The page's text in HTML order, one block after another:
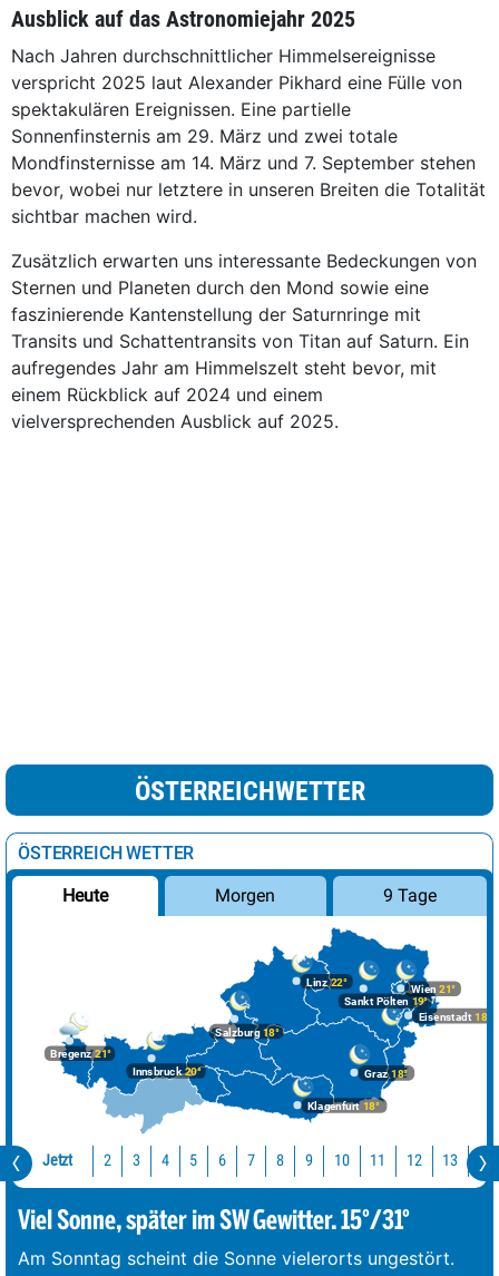
Ausblick auf das Astronomiejahr 2025
Nach Jahren durchschnittlicher Himmelsereignisse
verspricht 2025 laut Alexander Pikhard eine Fülle von
spektakulären Ereignissen. Eine partielle
Sonnenfinsternis am 29. März und zwei totale
Mondfinsternisse am 14. März und 7. September stehen
bevor, wobei nur letztere in unseren Breiten die Totalität
sichtbar machen wird.
Zusätzlich erwarten uns interessante Bedeckungen von
Sternen und Planeten durch den Mond sowie eine
faszinierende Kantenstellung der Saturnringe mit
Transits und Schattentransits von Titan auf Saturn. Ein
aufregendes Jahr am Himmelszelt steht bevor, mit
einem Rückblick auf 2024 und einem
vielversprechenden Ausblick auf 2025.
ÖSTERREICHWETTER
ÖSTERREICH WETTER
Heute Morgen 9 Tage
Bregenz21°
Graz18°
Innsbruck20°
Klagenfurt 18°
Linz22°
Salzburg18°
Wien 21°
Eisenstadt 18°
Sankt Pölten 19°
Jetzt 2 3 4 5 6 7 8 9 10 11 12 13 14
Viel Sonne, später im SW Gewitter. 15°/31°
Am Sonntag scheint die Sonne vielerorts ungestört.